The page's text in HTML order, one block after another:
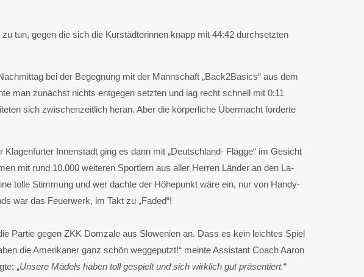
tun, gegen die sich die Kurstädterinnen knapp mit 44:42 durchsetzten
bei der Begegnung mit der Mannschaft „Back2Basics“ aus dem
man zunächst nichts entgegen setzten und lag recht schnell mit 0:11
sich zwischenzeitlich heran. Aber die körperliche Übermacht forderte
Innenstadt ging es dann mit „Deutschland- Flagge“ im Gesicht
mit rund 10.000 weiteren Sportlern aus aller Herren Länder an den La-
tolle Stimmung und wer dachte der Höhepunkt wäre ein, nur von Handy-
war das Feuerwerk, im Takt zu „Faded“!
Partie gegen ZKK Domzale aus Slowenien an. Dass es kein leichtes Spiel
die Amerikaner ganz schön weggeputzt!“ meinte Assistant Coach Aaron
„Unsere Mädels haben toll gespielt und sich wirklich gut präsentiert.“